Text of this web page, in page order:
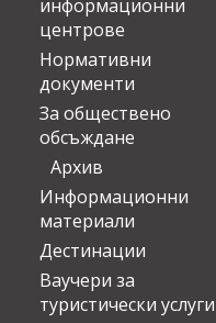
информационни
центрове
Нормативни
документи
За обществено
обсъждане
Архив
Информационни
материали
Дестинации
Ваучери за
туристически услуги